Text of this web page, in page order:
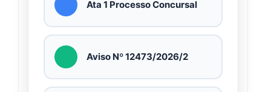
Ata 1 Processo Concursal
Aviso Nº 12473/2026/2